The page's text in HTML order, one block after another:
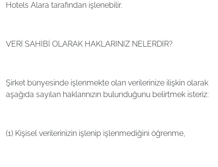
Hotels Alara tarafından işlenebilir.
VERİ SAHİBİ OLARAK HAKLARINIZ NELERDİR?
Şirket bünyesinde işlenmekte olan verilerinize ilişkin olarak
aşağıda sayılan haklarınızın bulunduğunu belirtmek isteriz:
(1) Kişisel verilerinizin işlenip işlenmediğini öğrenme,